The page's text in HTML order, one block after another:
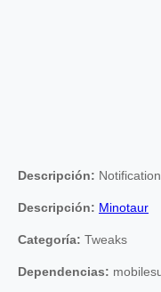
Descripción:
Descripción: Minotaur
Categoría: Tweaks
Dependencias: